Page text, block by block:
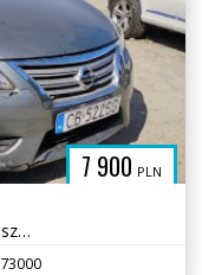
7 900 PLN
2014r, 1.8 Benzyna. AUTOMAT. Uszkodzony tył. Jeździ.
73000